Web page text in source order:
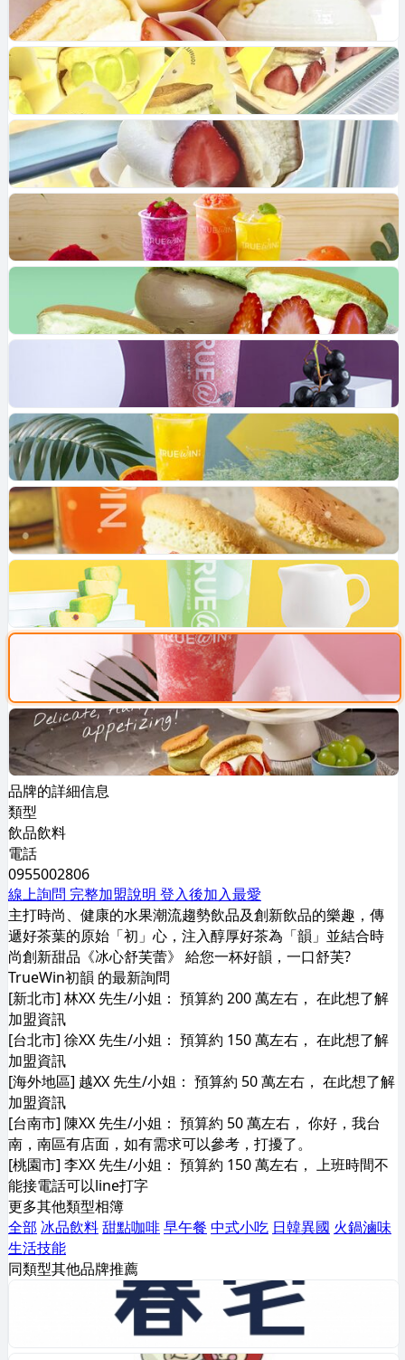
品牌的詳細信息
類型
飲品飲料
電話
0955002806
線上詢問 完整加盟說明 登入後加入最愛
主打時尚、健康的水果潮流趨勢飲品及創新飲品的樂趣，傳
遞好茶葉的原始「初」心，注入醇厚好茶為「韻」並結合時
尚創新甜品《冰心舒芙蕾》 給您一杯好韻，一口舒芙?
TrueWin初韻 的最新詢問
[新北市] 林XX 先生/小姐： 預算約 200 萬左右， 在此想了解
加盟資訊
[台北市] 徐XX 先生/小姐： 預算約 150 萬左右， 在此想了解
加盟資訊
[海外地區] 越XX 先生/小姐： 預算約 50 萬左右， 在此想了解
加盟資訊
[台南市] 陳XX 先生/小姐： 預算約 50 萬左右， 你好，我台
南，南區有店面，如有需求可以參考，打擾了。
[桃園市] 李XX 先生/小姐： 預算約 150 萬左右， 上班時間不
能接電話可以line打字
更多其他類型相簿
全部 冰品飲料甜點咖啡早午餐 中式小吃 日韓異國 火鍋滷味
生活技能
同類型其他品牌推薦